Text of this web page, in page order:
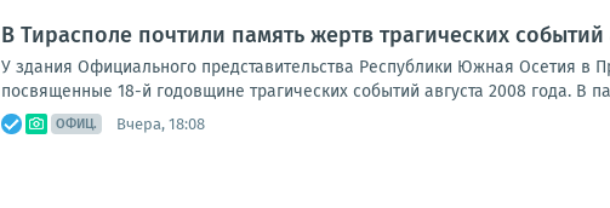
В Тирасполе почтили память жертв трагических событий
У здания Официального представительства Республики Южная Осетия в
посвященные 18-й годовщине трагических событий августа 2008 года. В
ОФИЦ. Вчера, 18:08